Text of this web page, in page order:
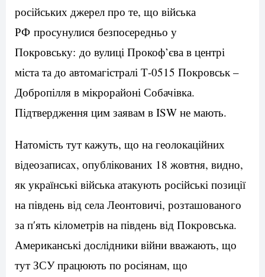
російських джерел про те, що війська
РФ просунулися безпосередньо у
Покровську: до вулиці Прокоф’єва в центрі
міста та до автомагістралі Т-0515 Покровськ –
Добропілля в мікрорайоні Собачівка.
Підтвердження цим заявам в ISW не мають.
Натомість тут кажуть, що на геолокаційних
відеозаписах, опублікованих 18 жовтня, видно,
як українські війська атакують російські позиції
на південь від села Леонтовичі, розташованого
за п′ять кілометрів на південь від Покровська.
Американські дослідники війни вважають, що
тут ЗСУ працюють по росіянам, що